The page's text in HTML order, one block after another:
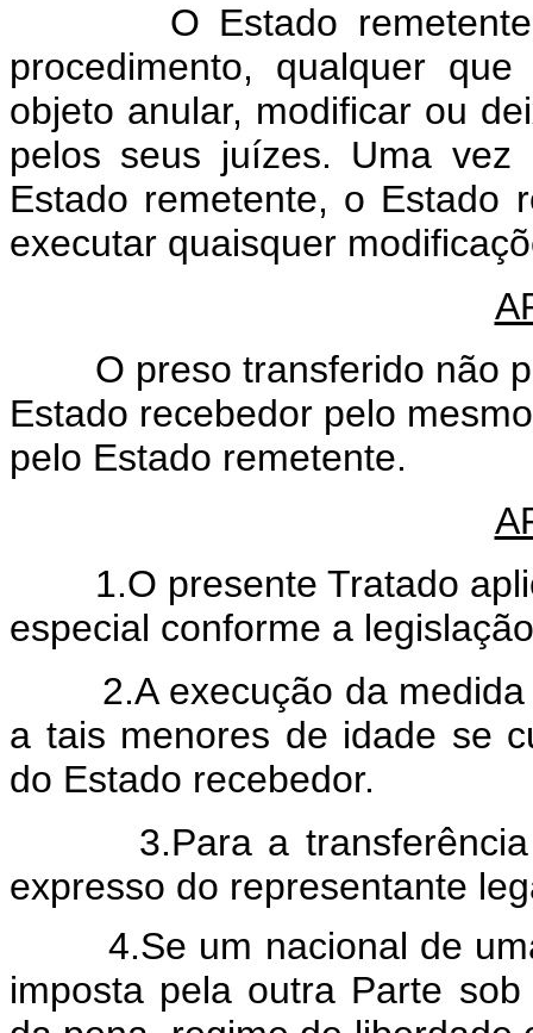
O Estado remetente
procedimento, qualquer
objeto anular, modificar ou
pelos seus juízes. Uma vez
Estado remetente, o Estado
executar quaisquer
O preso transferido não
Estado recebedor pelo
pelo Estado remetente.
1.O presente Tratado
especial conforme a
2.A execução da medida
a tais menores de idade se
do Estado recebedor.
3.Para a transferência
expresso do representante
4.Se um nacional de uma
imposta pela outra Parte